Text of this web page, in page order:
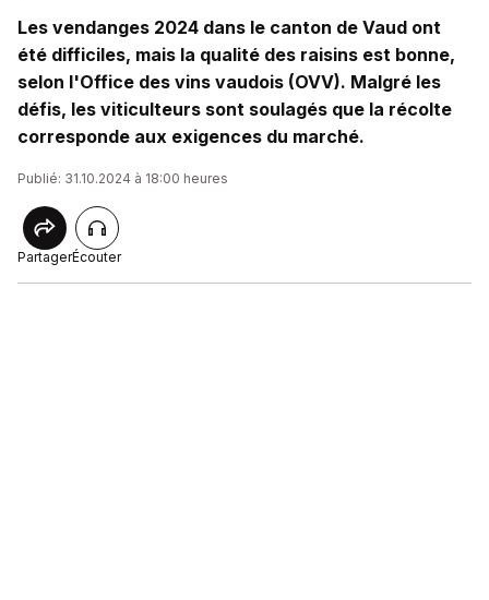
Les vendanges 2024 dans le canton de Vaud ont
été difficiles, mais la qualité des raisins est bonne,
selon l'Office des vins vaudois (OVV). Malgré les
défis, les viticulteurs sont soulagés que la récolte
corresponde aux exigences du marché.
Publié: 31.10.2024 à 18:00 heures
PartagerÉcouter